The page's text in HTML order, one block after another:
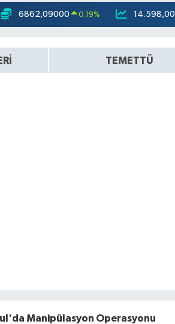
6862,09000 0.19% 14.598,00
TEMETTÜ
Manipülasyon Operasyonu